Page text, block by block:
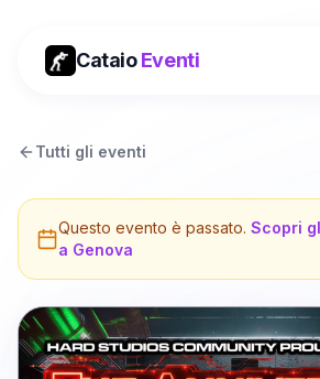
CataioEventi
Tutti gli eventi
Questo evento è passato. Scopri
a Genova